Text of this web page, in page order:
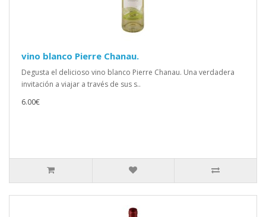
vino blanco Pierre Chanau.
Degusta el delicioso vino blanco Pierre Chanau. Una verdadera
invitación a viajar a través de sus s..
6.00€